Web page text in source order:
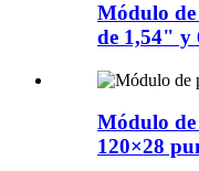
Módulo
de 1,54" y
Módulo
120×28